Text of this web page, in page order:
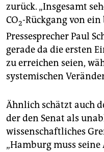
zurück. „Insgesamt
CO2-Rückgang von ein
Pressesprecher Paul
gerade da die ersten
zu erreichen seien,
systemischen
Ähnlich schätzt auch
der den Senat als
wissenschaftliches
„Hamburg muss